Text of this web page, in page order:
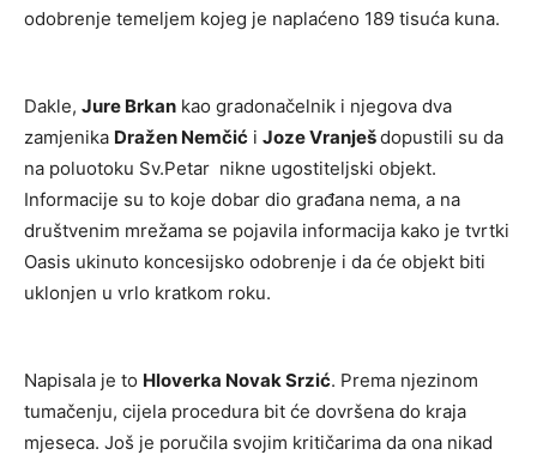
odobrenje temeljem kojeg je naplaćeno 189 tisuća kuna.
Dakle, Jure Brkan kao gradonačelnik i njegova dva
zamjenika Dražen Nemčić i Joze Vranješdopustili su da
na poluotoku Sv.Petar nikne ugostiteljski objekt.
Informacije su to koje dobar dio građana nema, a na
društvenim mrežama se pojavila informacija kako je tvrtki
Oasis ukinuto koncesijsko odobrenje i da će objekt biti
uklonjen u vrlo kratkom roku.
Napisala je to Hloverka Novak Srzić. Prema njezinom
tumačenju, cijela procedura bit će dovršena do kraja
mjeseca. Još je poručila svojim kritičarima da ona nikad